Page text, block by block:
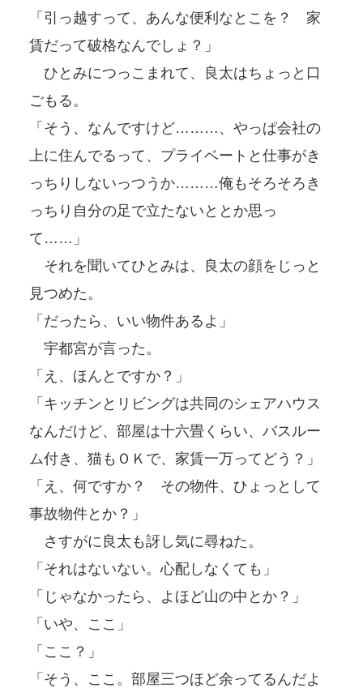
「引っ越すって、あんな便利なとこを？ 家
賃だって破格なんでしょ？」
ひとみにつっこまれて、良太はちょっと口
ごもる。
「そう、なんですけど………、やっぱ会社の
上に住んでるって、プライベートと仕事がき
っちりしないっつうか………俺もそろそろき
っちり自分の足で立たないととか思っ
て……」
それを聞いてひとみは、良太の顔をじっと
見つめた。
「だったら、いい物件あるよ」
宇都宮が言った。
「え、ほんとですか？」
「キッチンとリビングは共同のシェアハウス
なんだけど、部屋は十六畳くらい、バスルー
ム付き、猫もＯＫで、家賃一万ってどう？」
「え、何ですか？ その物件、ひょっとして
事故物件とか？」
さすがに良太も訝し気に尋ねた。
「それはないない。心配しなくても」
「じゃなかったら、よほど山の中とか？」
「いや、ここ」
「ここ？」
「そう、ここ。部屋三つほど余ってるんだよ